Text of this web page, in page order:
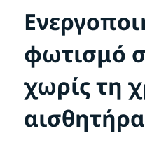
φωτισμό
χωρίς τη
αισθητήρα